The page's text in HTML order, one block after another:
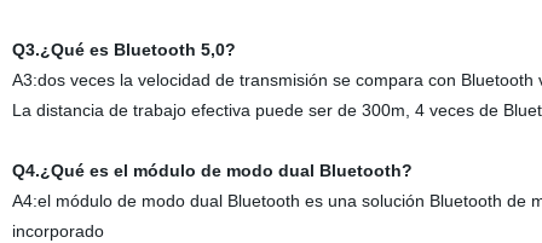
Q3.¿Qué es Bluetooth 5,0?
A3:dos veces la velocidad de transmisión se compara con
La distancia de trabajo efectiva puede ser de 300m, 4 veces de
Q4.¿Qué es el módulo de modo dual Bluetooth?
A4:el módulo de modo dual Bluetooth es una solución Bluetooth de
incorporado